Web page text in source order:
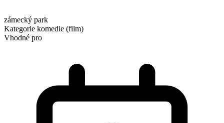
zámecký park
Kategorie komedie (film)
Vhodné pro